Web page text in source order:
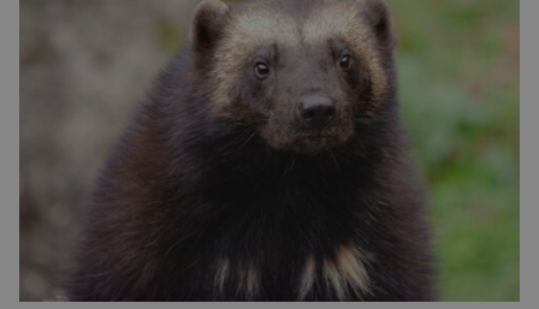
ostrově Tasmánie, si však takovou nálepku
vůbec nezaslouží. Fakticky se totiž spíše než o
zákeřné a nebezpečné vzteklouny jedná o
plaché živočichy. Velikostně […]